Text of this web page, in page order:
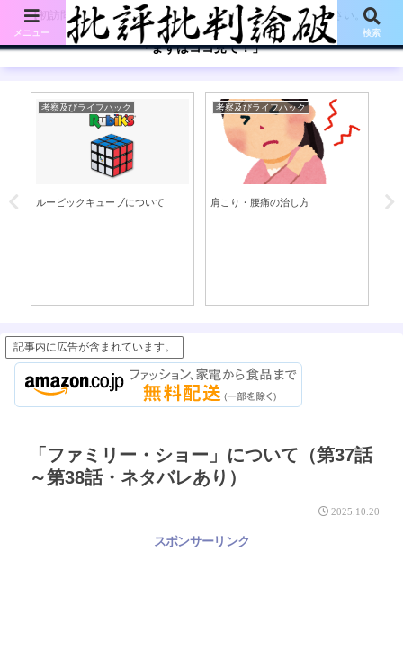
【初訪問の方は、下記の「まずはココ見て!」ボタンをご覧ください。】
「まずはココ見て！」
考察及びライフハック
ルービックキューブについて
考察及びライフハック
肩こり・腰痛の治し方 花
記事内に広告が含まれています。
「ファミリー・ショー」について（第37話
～第38話・ネタバレあり）
2025.10.20
スポンサーリンク
メニュー 検索